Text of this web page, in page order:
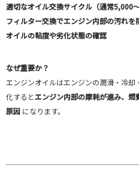
適切なオイル交換サイクル（通常5,000
フィルター交換でエンジン内部の汚れを
オイルの粘度や劣化状態の確認
なぜ重要か？
エンジンオイルはエンジンの潤滑・冷却
化するとエンジン内部の摩耗が進み、
原因 になります。